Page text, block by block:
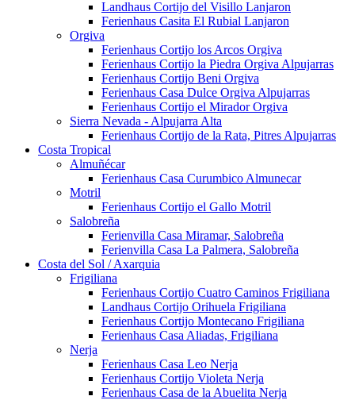
Landhaus Cortijo del Visillo Lanjaron
Ferienhaus Casita El Rubial Lanjaron
Orgiva
Ferienhaus Cortijo los Arcos Orgiva
Ferienhaus Cortijo la Piedra Orgiva Alpujarras
Ferienhaus Cortijo Beni Orgiva
Ferienhaus Casa Dulce Orgiva Alpujarras
Ferienhaus Cortijo el Mirador Orgiva
Sierra Nevada - Alpujarra Alta
Ferienhaus Cortijo de la Rata, Pitres Alpujarras
Costa Tropical
Almuñécar
Ferienhaus Casa Curumbico Almunecar
Motril
Ferienhaus Cortijo el Gallo Motril
Salobreña
Ferienvilla Casa Miramar, Salobreña
Ferienvilla Casa La Palmera, Salobreña
Costa del Sol / Axarquia
Frigiliana
Ferienhaus Cortijo Cuatro Caminos Frigiliana
Landhaus Cortijo Orihuela Frigiliana
Ferienhaus Cortijo Montecano Frigiliana
Ferienhaus Casa Aliadas, Frigiliana
Nerja
Ferienhaus Casa Leo Nerja
Ferienhaus Cortijo Violeta Nerja
Ferienhaus Casa de la Abuelita Nerja